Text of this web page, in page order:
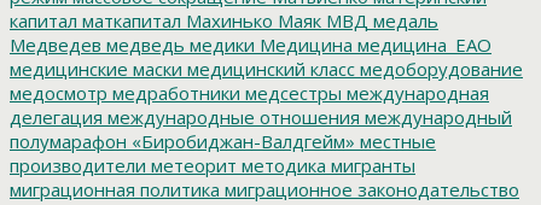
капитал маткапитал Махинько Маяк МВД медаль
Медведев медведь медики Медицина медицина_ЕАО
медицинские маски медицинский класс медоборудование
медосмотр медработники медсестры международная
делегация международные отношения международный
полумарафон «Биробиджан-Валдгейм» местные
производители метеорит методика мигранты
миграционная политика миграционное законодательство